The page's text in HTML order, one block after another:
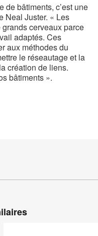
de bâtiments, c’est une
Neal Juster. « Les
cerveaux parce
adaptés. Ces
aux méthodes du
le réseautage et la
création de liens.
bâtiments ».